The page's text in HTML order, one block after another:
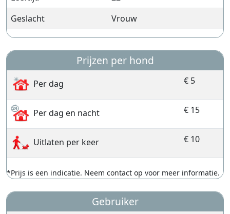
Geslacht
Vrouw
Prijzen per hond
Per dag € 5
Per dag en nacht € 15
Uitlaten per keer € 10
*Prijs is een indicatie. Neem contact op voor meer informatie.
Gebruiker